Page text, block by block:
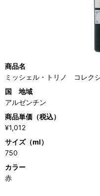
商品名
ミッシェル・トリノ コレク
国 地域
アルゼンチン
商品単価（税込）
¥1,012
サイズ（ml）
750
カラー
赤